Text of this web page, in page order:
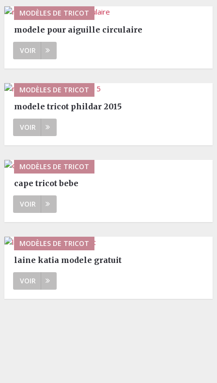
MODÈLES DE TRICOT
modele pour aiguille circulaire
VOIR
MODÈLES DE TRICOT
modele tricot phildar 2015
VOIR
MODÈLES DE TRICOT
cape tricot bebe
VOIR
MODÈLES DE TRICOT
laine katia modele gratuit
VOIR